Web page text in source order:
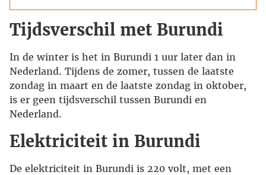
Tijdsverschil met Burundi
In de winter is het in Burundi 1 uur later dan in
Nederland. Tijdens de zomer, tussen de laatste
zondag in maart en de laatste zondag in oktober,
is er geen tijdsverschil tussen Burundi en
Nederland.
Elektriciteit in Burundi
De elektriciteit in Burundi is 220 volt, met een